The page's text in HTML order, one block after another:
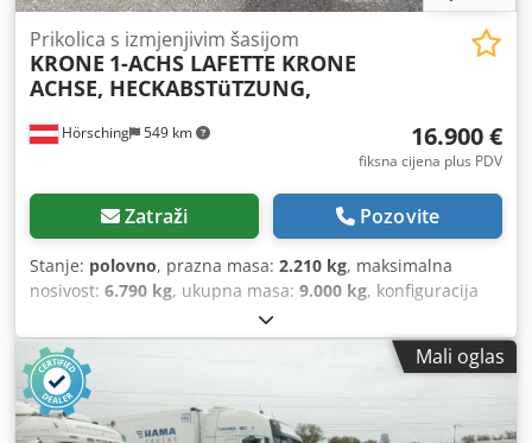
Hörsching 549 km
Prikolica s izmjenjivim šasijom
KRONE 1-ACHS LAFETTE KRONE
ACHSE, HECKABSTüTZUNG,
16.900 €
fiksna cijena plus PDV
Zatraži Pozovite
Stanje: polovno, prazna masa: 2.210 kg, maksimalna
nosivost: 6.790 kg, ukupna masa: 9.000 kg, konfiguracija
, prva registracija:
pregled (TÜV):07/2027, ukupna dužina:2.480 mm, ukupna
širina:1.250 mm , ovjes:zrak,
dimenzija gume:
Mali oglas